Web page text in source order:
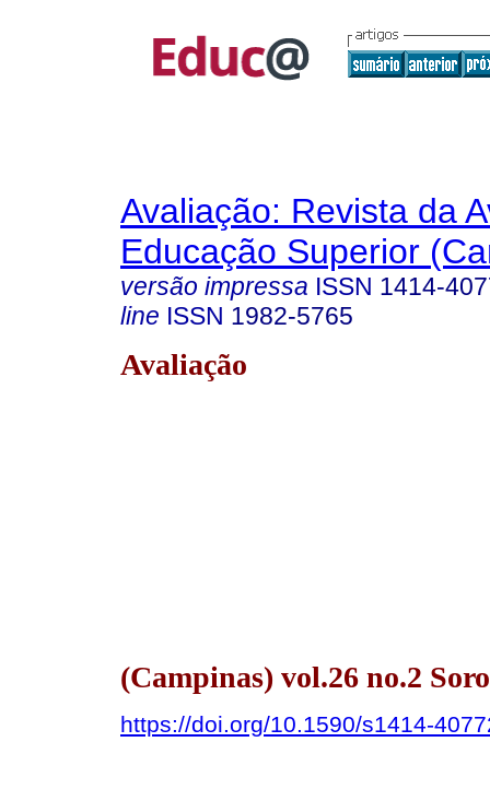
Avaliação: Revista da
Educação Superior
versão impressa ISSN 1414-
line ISSN 1982-5765
Avaliação
(Campinas) vol.26 no.2
https://doi.org/10.1590/s1414-